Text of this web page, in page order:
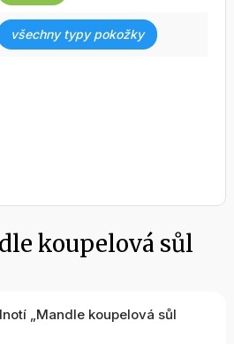
všechny typy pokožky
koupelová sůl
„Mandle koupelová sůl